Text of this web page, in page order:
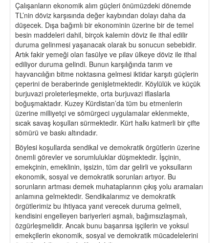
Çalışanların ekonomik alım güçleri önümüzdeki dönemde
TL’nin döviz karşısında değer kaybından dolayı daha da
düşecek. Dışa bağımlı bir ekonominin üzerine bir de temel
besin maddeleri dahil, birçok kalemin döviz ile ithal edilir
duruma gelinmesi yaşanacak olarak bu sonucun sebebidir.
Artık fakir yemeği olan fasülye ve pilav ülkeye döviz ile ithal
ediliyor duruma gelindi. Bunun karşılığında tarım ve
hayvancılığın bitme noktasına gelmesi iktidar karşıtı güçlerin
çeperini de beraberinde genişletmektedir. Köylülük ve küçük
burjuvazi proleterleşmekte, orta burjuvazi iflaslarla
boğuşmaktadır. Kuzey Kürdistan’da tüm bu etmenlerin
üzerine milliyetçi ve sömürgeci uygulamalar eklenmekte,
sıcak savaş koşulları sürmektedir. Kürt halkı katmerli bir çifte
sömürü ve baskı altındadır.
Böylesi koşullarda sendikal ve demokratik örgütlerin üzerine
önemli görevler ve sorumluluklar düşmektedir. İşçinin,
emekçinin, emeklinin, işsizin, tüm dar gelirli ve yoksulların
ekonomik, sosyal ve demokratik sorunları artıyor. Bu
sorunların artması demek muhataplarının çıkış yolu aramaları
anlamına gelmektedir. Sendikalarımız ve demokratik
örgütlerimiz bu ihtiyaca yanıt verecek duruma gelmeli,
kendisini engelleyen bariyerleri aşmalı, bağımsızlaşmalı,
özgürleşmelidir. Ancak bunu başarırsa işçilerin ve yoksul
emekçilerin ekonomik, sosyal ve demokratik mücadelelerini